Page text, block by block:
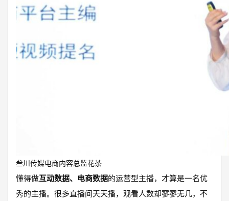
叁川传媒电商内容总监花茶
懂得做互动数据、电商数据的运营型主播，才算是一名优
秀的主播。很多直播间天天播，观看人数却寥寥无几，不